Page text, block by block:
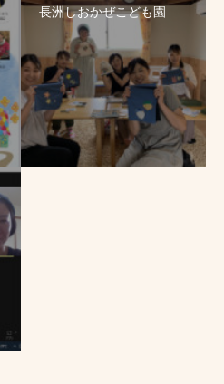
長洲しおかぜこども園